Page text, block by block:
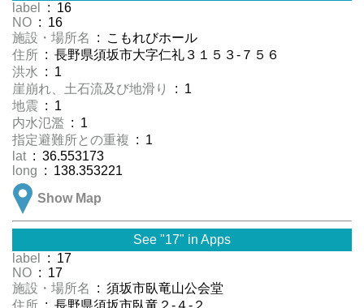
label
: 16
NO : 16
施設・場所名
: こもれびホール
住所 : 長野県須坂市大字仁礼３１５３-７５６
洪水
: 1
崖崩れ、土石流及び地滑り
: 1
地震 : 1
内水氾濫 : 1
指定避難所との重複 : 1
lat : 36.553173
long : 138.353221
Show Map
See "17" in Apps
label
: 17
NO : 17
施設・場所名
: 須坂市臥竜山公会堂